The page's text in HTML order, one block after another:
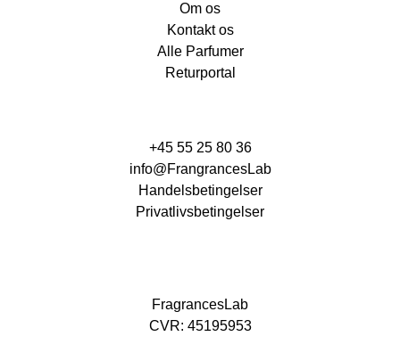
Om os
Kontakt os
Alle Parfumer
Returportal
+45 55 25 80 36
info@FrangrancesLab
Handelsbetingelser
Privatlivsbetingelser
FragrancesLab
CVR: 45195953